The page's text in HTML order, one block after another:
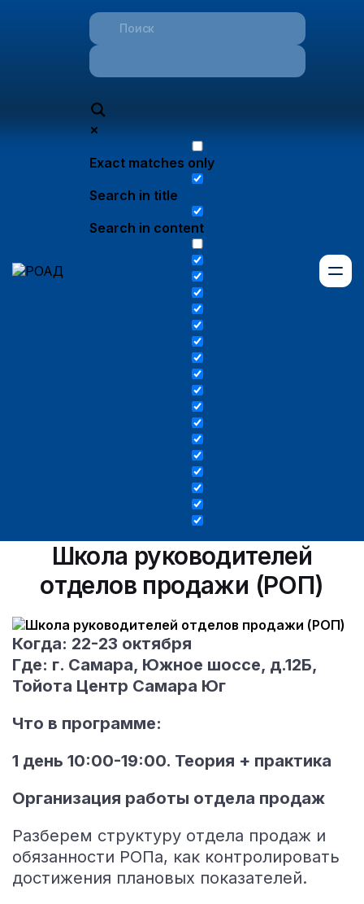
Exact matches only
Search in title
Search in content
Школа руководителей
отделов продажи (РОП)
Когда: 22-23 октября
Где: г. Самара, Южное шоссе, д.12Б,
Тойота Центр Самара Юг
Что в программе:
1 день 10:00-19:00. Теория + практика
Организация работы отдела продаж
Разберем структуру отдела продаж и
обязанности РОПа, как контролировать
достижения плановых показателей.